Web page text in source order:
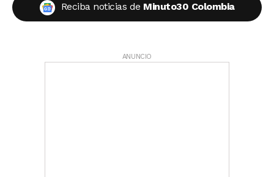
Reciba noticias de Minuto30 Colombia
ANUNCIO